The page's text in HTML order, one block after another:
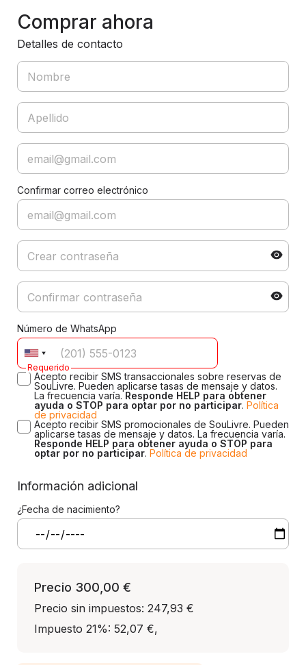
Comprar ahora
Detalles de contacto
Confirmar correo electrónico
Número de WhatsApp
Requerido
Acepto recibir SMS transaccionales sobre reservas de
SouLivre. Pueden aplicarse tasas de mensaje y datos.
La frecuencia varía.Responde HELP para obtener
ayuda o STOP para optar por no participar. Política
de privacidad
Acepto recibir SMS promocionales de SouLivre. Pueden
aplicarse tasas de mensaje y datos. La frecuencia varía.
Responde HELP para obtener ayuda o STOP para
optar por no participar. Política de privacidad
Información adicional
¿Fecha de nacimiento?
Precio 300,00 €
Precio sin impuestos: 247,93 €
Impuesto 21%: 52,07 €,